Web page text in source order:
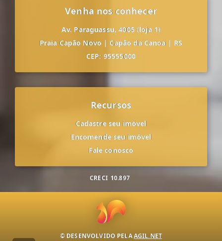
Venha nos conhecer
Av. Paraguassu, 4005 (loja 1)
Praia Capão Novo | Capão da Canoa | RS
CEP: 95555000
Recursos
Cadastre seu imóvel
Encomende seu imóvel
Fale conosco
CRECI 10.897
© DESENVOLVIDO PELAAGIL.NET